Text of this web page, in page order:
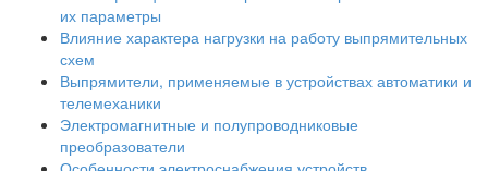
их параметры
Влияние характера нагрузки на работу выпрямительных
схем
Выпрямители, применяемые в устройствах автоматики и
телемеханики
Электромагнитные и полупроводниковые
преобразователи